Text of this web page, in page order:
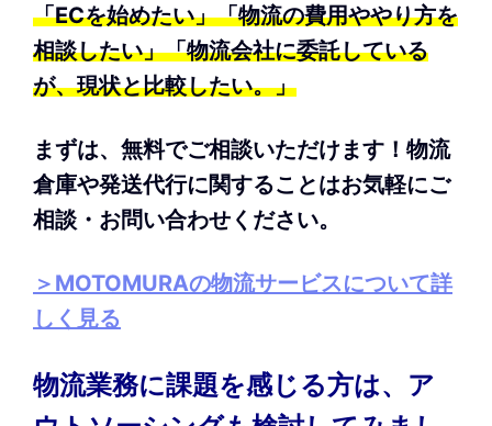
ません。
（８）個人情報の安全管理措置について
取得した個人情報については、漏洩、減失またはき損の防
止と是正、その他個人情報の安全管理のために必要かつ適
（９）個人情報保護方針
当社ホームページの個人情報保護方針をご覧下さい。
（１０）当社の個人情報の取扱いに関する苦情、相談等の
問合せ先
＜連絡先＞
住所：埼玉県朝霞市上内間木713-1
電子メール：asizawa@motomura-seihon.com
詳しくはこちら
「ECを始めたい」「物流の費用ややり方を
相談したい」「物流会社に委託している
が、現状と比較したい。」
まずは、無料でご相談いただけます！物流
倉庫や発送代行に関することはお気軽にご
相談・お問い合わせください。
＞MOTOMURAの物流サービスについて詳
しく見る
物流業務に課題を感じる方は、ア